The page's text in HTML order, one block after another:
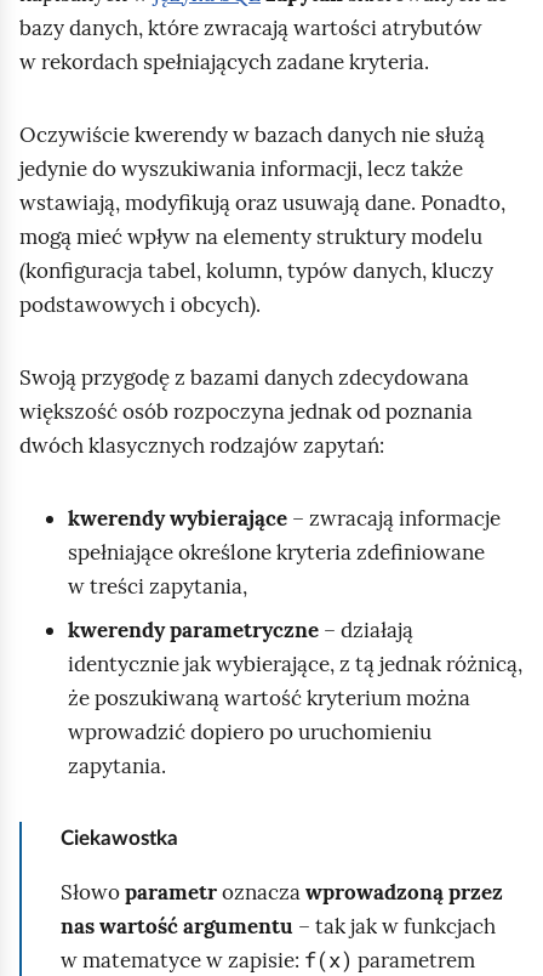
g
o
bazy danych, które zwracają wartości atrybutów
w rekordach spełniających zadane kryteria.
Oczywiście kwerendy w bazach danych nie służą
jedynie do wyszukiwania informacji, lecz także
wstawiają, modyfikują oraz usuwają dane. Ponadto,
mogą mieć wpływ na elementy struktury modelu
(konfiguracja tabel, kolumn, typów danych, kluczy
podstawowych i obcych).
Swoją przygodę z bazami danych zdecydowana
większość osób rozpoczyna jednak od poznania
dwóch klasycznych rodzajów zapytań:
kwerendy wybierające – zwracają informacje
spełniające określone kryteria zdefiniowane
w treści zapytania,
kwerendy parametryczne – działają
identycznie jak wybierające, z tą jednak różnicą,
że poszukiwaną wartość kryterium można
wprowadzić dopiero po uruchomieniu
zapytania.
Ciekawostka
Słowoparametroznaczawprowadzoną przez
nas wartość argumentu – tak jak w funkcjach
w matematyce w zapisie: f(x) parametrem